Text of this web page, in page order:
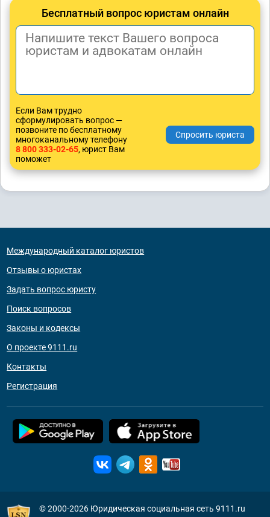
Бесплатный вопрос юристам онлайн
Если Вам трудно
сформулировать вопрос —
позвоните по бесплатному
многоканальному телефону
8 800 333-02-65, юрист Вам
поможет
Международный каталог юристов
Отзывы о юристах
Задать вопрос юристу
Поиск вопросов
Законы и кодексы
О проекте 9111.ru
Контакты
Регистрация
© 2000-2026 Юридическая социальная сеть 9111.ru